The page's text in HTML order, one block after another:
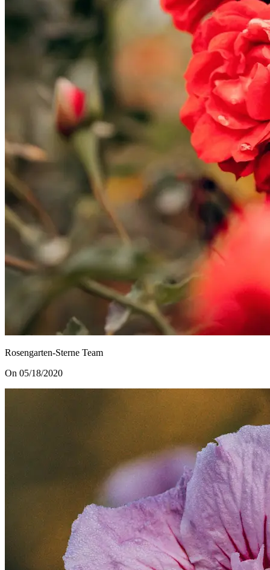
Rosengarten-Sterne Team
On 05/18/2020